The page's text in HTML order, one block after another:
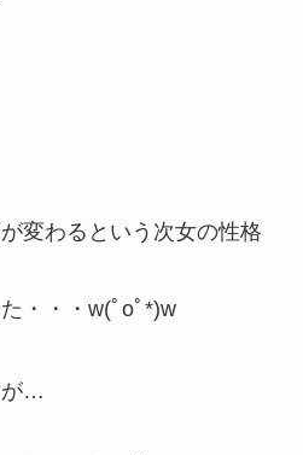
変わるという次女の性格
・・・w(ﾟoﾟ*)w
が…